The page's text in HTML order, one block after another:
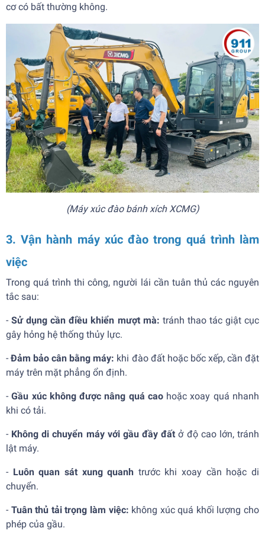
cơ có bất thường không.
(Máy xúc đào bánh xích XCMG)
3. Vận hành máy xúc đào trong quá trình làm
việc
Trong quá trình thi công, người lái cần tuân thủ các nguyên
tắc sau:
-Sử dụng cần điều khiển mượt mà: tránh thao tác giật cục
gây hỏng hệ thống thủy lực.
-Đảm bảo cân bằng máy: khi đào đất hoặc bốc xếp, cần đặt
máy trên mặt phẳng ổn định.
-Gầu xúc không được nâng quá caohoặc xoay quá nhanh
khi có tải.
- Không di chuyển máy với gầu đầy đất ở độ cao lớn, tránh
lật máy.
- Luôn quan sát xung quanh trước khi xoay cần hoặc di
chuyển.
- Tuân thủ tải trọng làm việc: không xúc quá khối lượng cho
phép của gầu.